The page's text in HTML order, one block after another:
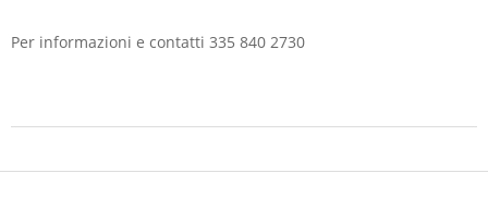
Per informazioni e contatti 335 840 2730